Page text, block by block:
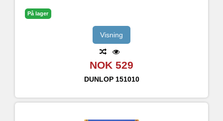
På lager
Visning
NOK 529
DUNLOP 151010